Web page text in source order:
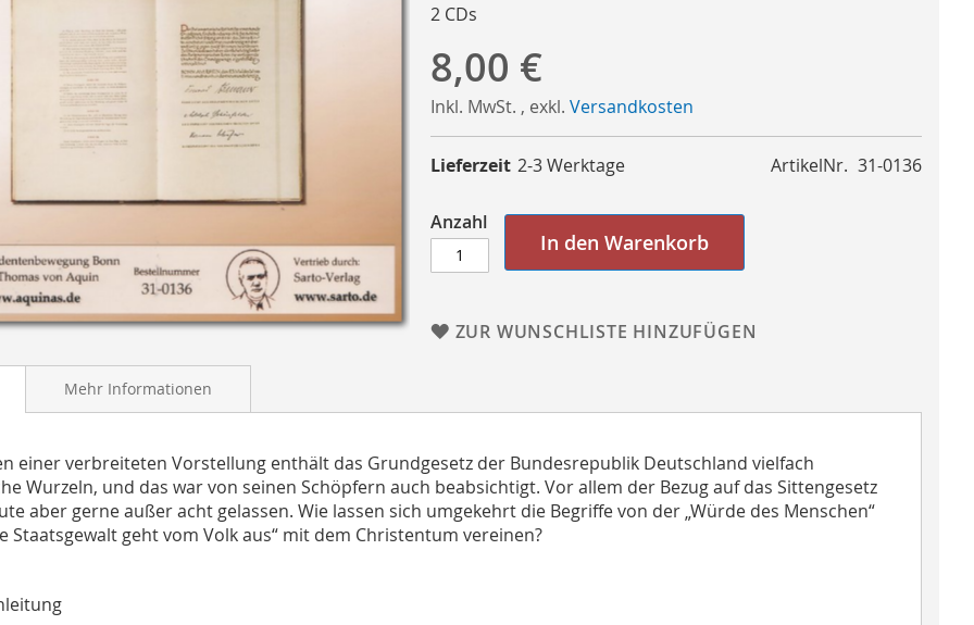
2 CDs
8,00 €
Inkl. MwSt. , exkl. Versandkosten
ArtikelNr. 31-0136
Lieferzeit 2-3 Werktage
Anzahl
In den Warenkorb
ZUR WUNSCHLISTE HINZUFÜGEN
einer verbreiteten Vorstellung enthält das Grundgesetz der Bundesrepublik Deutschland vielfach
Wurzeln, und das war von seinen Schöpfern auch beabsichtigt. Vor allem der Bezug auf das Sittengesetz
aber gerne außer acht gelassen. Wie lassen sich umgekehrt die Begriffe von der „Würde des Menschen“
Staatsgewalt geht vom Volk aus“ mit dem Christentum vereinen?
Mehr Informationen